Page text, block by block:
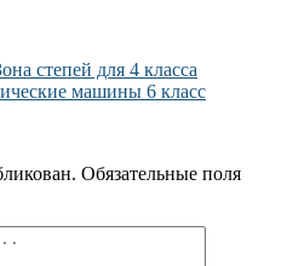
степей для 4 класса
машины 6 класс
Обязательные поля